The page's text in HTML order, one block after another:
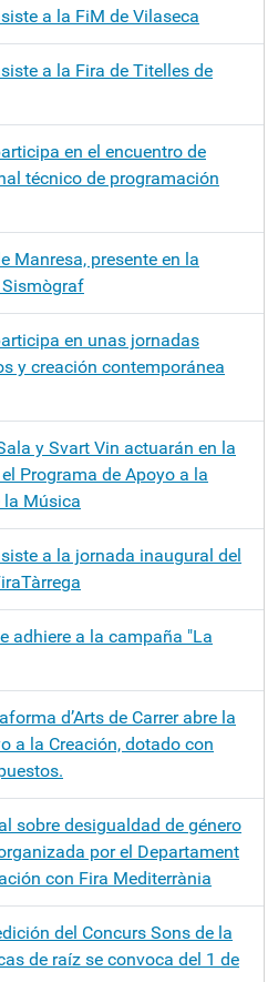
a la FiM de Vilaseca
a la Fira de Titelles de
en el encuentro de
técnico de programación
Manresa, presente en la
en unas jornadas
y creación contemporánea
y Svart Vin actuarán en la
Programa de Apoyo a la
la Música
a la jornada inaugural del
adhiere a la campaña "La
d’Arts de Carrer abre la
a la Creación, dotado con
sobre desigualdad de género
por el Departament
con Fira Mediterrània
del Concurs Sons de la
de raíz se convoca del 1 de